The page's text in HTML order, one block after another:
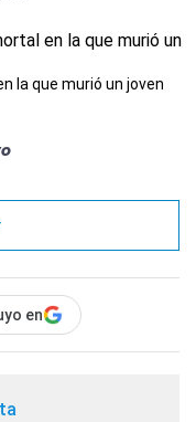
la que murió un joven
en